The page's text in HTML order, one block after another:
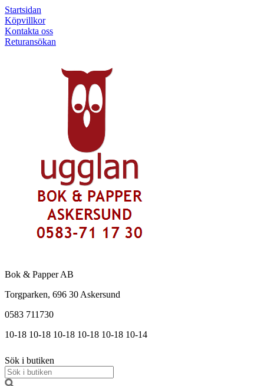
Startsidan
Köpvillkor
Kontakta oss
Returansökan
Bok & Papper AB
Torgparken, 696 30 Askersund
0583 711730
10-18 10-18 10-18 10-18 10-18 10-14
Sök i butiken